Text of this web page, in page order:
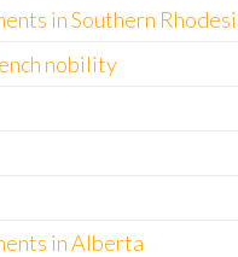
in Southern
nobility
in Alberta